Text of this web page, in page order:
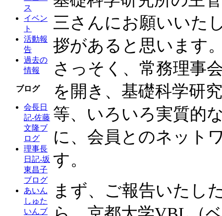
ス
イベン
ト
活動報
告
過去の
情報
ブログ
会長日
記-佐藤
文隆ブ
ログ
理事長
日記-坂
東昌子
ブログ
あいん
しゅた
いんブ
三さんにお願いいた
拶があると思います
さっそく、常務理事
を開き、基礎科学研
等、いろいろ実質的
に、会員とのネット
す。
まず、ご報告いたし